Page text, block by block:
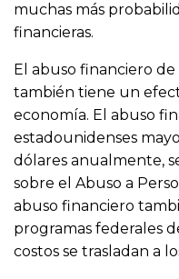
muchas más
financieras.
El abuso financiero
también tiene un
economía. El abuso
estadounidenses
dólares anualmente,
sobre el Abuso a
abuso financiero
programas federales
costos se trasladan a